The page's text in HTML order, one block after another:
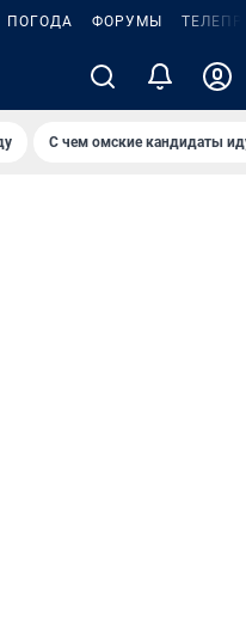
ПОГОДА ФОРУМЫ
С чем омские кандидаты